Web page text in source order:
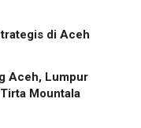
di Aceh
Aceh, Lumpur
Mountala